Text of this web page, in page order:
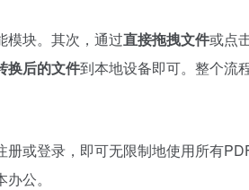
模块。其次，通过直接拖拽文件或点
换后的文件到本地设备即可。整个流
册或登录，即可无限制地使用所有
公。